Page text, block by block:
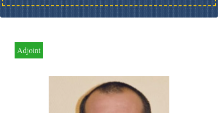
Adjoint